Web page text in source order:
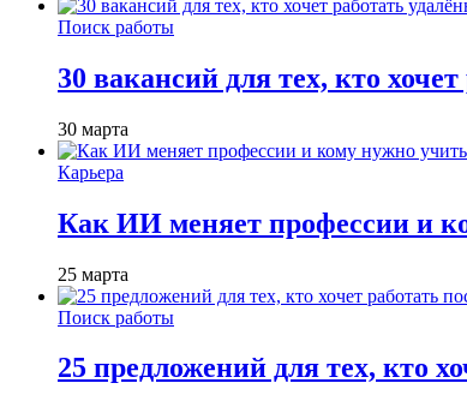
Поиск работы
30 вакансий для тех, кто
30 марта
Карьера
Как ИИ меняет профессии и
25 марта
Поиск работы
25 предложений для тех, кто